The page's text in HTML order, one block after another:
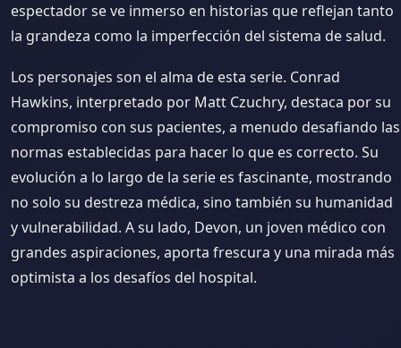
espectador se ve inmerso en historias que reflejan tanto
la grandeza como la imperfección del sistema de salud.
Los personajes son el alma de esta serie. Conrad
Hawkins, interpretado por Matt Czuchry, destaca por su
compromiso con sus pacientes, a menudo desafiando las
normas establecidas para hacer lo que es correcto. Su
evolución a lo largo de la serie es fascinante, mostrando
no solo su destreza médica, sino también su humanidad
y vulnerabilidad. A su lado, Devon, un joven médico con
grandes aspiraciones, aporta frescura y una mirada más
optimista a los desafíos del hospital.